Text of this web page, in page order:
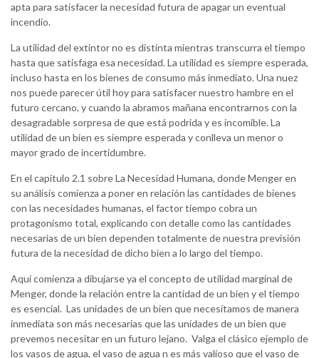
apta para satisfacer la necesidad futura de apagar un eventual
incendio.
La utilidad del extintor no es distinta mientras transcurra el tiempo
hasta que satisfaga esa necesidad. La utilidad es siempre esperada,
incluso hasta en los bienes de consumo más inmediato. Una nuez
nos puede parecer útil hoy para satisfacer nuestro hambre en el
futuro cercano, y cuando la abramos mañana encontrarnos con la
desagradable sorpresa de que está podrida y es incomible. La
utilidad de un bien es siempre esperada y conlleva un menor o
mayor grado de incertidumbre.
En el capitulo 2.1 sobre La Necesidad Humana, donde Menger en
su análisis comienza a poner en relación las cantidades de bienes
con las necesidades humanas, el factor tiempo cobra un
protagonismo total, explicando con detalle como las cantidades
necesarias de un bien dependen totalmente de nuestra previsión
futura de la necesidad de dicho bien a lo largo del tiempo.
Aquí comienza a dibujarse ya el concepto de utilidad marginal de
Menger, donde la relación entre la cantidad de un bien y el tiempo
es esencial. Las unidades de un bien que necesitamos de manera
inmediata son más necesarias que las unidades de un bien que
prevemos necesitar en un futuro lejano. Valga el clásico ejemplo de
los vasos de agua, el vaso de agua n es más valioso que el vaso de